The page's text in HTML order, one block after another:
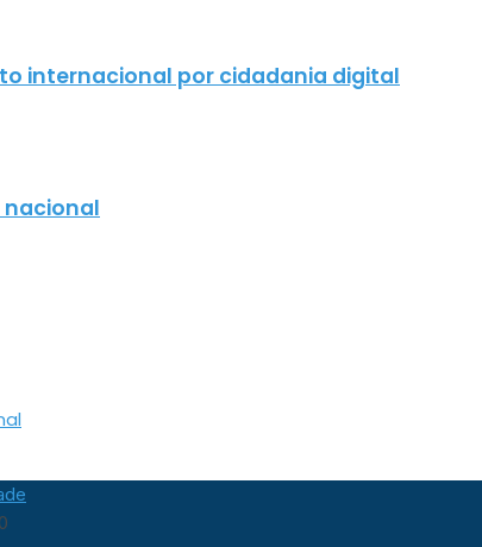
internacional por cidadania digital
nacional